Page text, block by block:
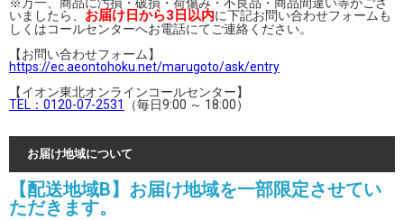
いましたら、 お届け日から3日以内に下記お問い合わせフォームも
しくはコールセンターへお電話にてご連絡ください。
【お問い合わせフォーム】
https://ec.aeontohoku.net/marugoto/ask/entry
【イオン東北オンラインコールセンター】
TEL：0120-07-2531
（毎日9:00 ～ 18:00）
お届け地域について
【配送地域B】お届け地域を一部限定させてい
ただきます。